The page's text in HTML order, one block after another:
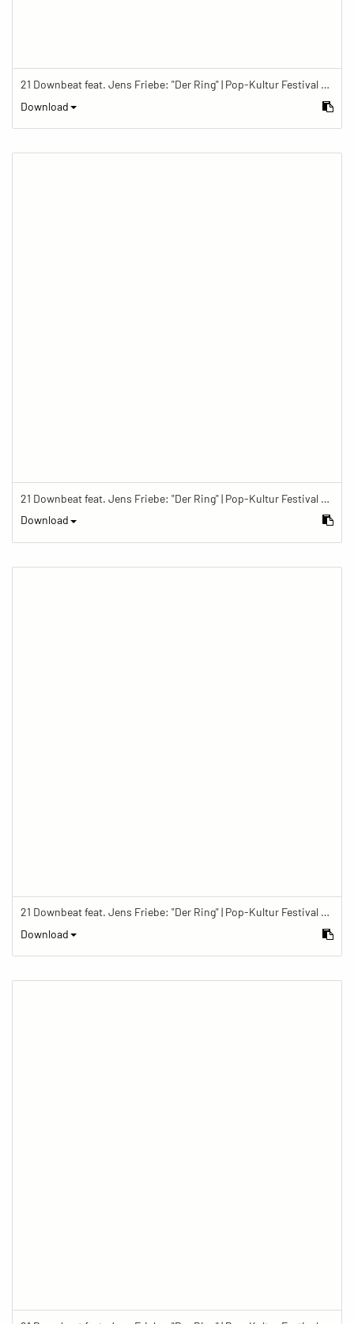
21 Downbeat feat. Jens Friebe: "Der Ring" | Pop-Kultur Festival 2019
Download
21 Downbeat feat. Jens Friebe: "Der Ring" | Pop-Kultur Festival 2019
Download
21 Downbeat feat. Jens Friebe: "Der Ring" | Pop-Kultur Festival 2019
Download